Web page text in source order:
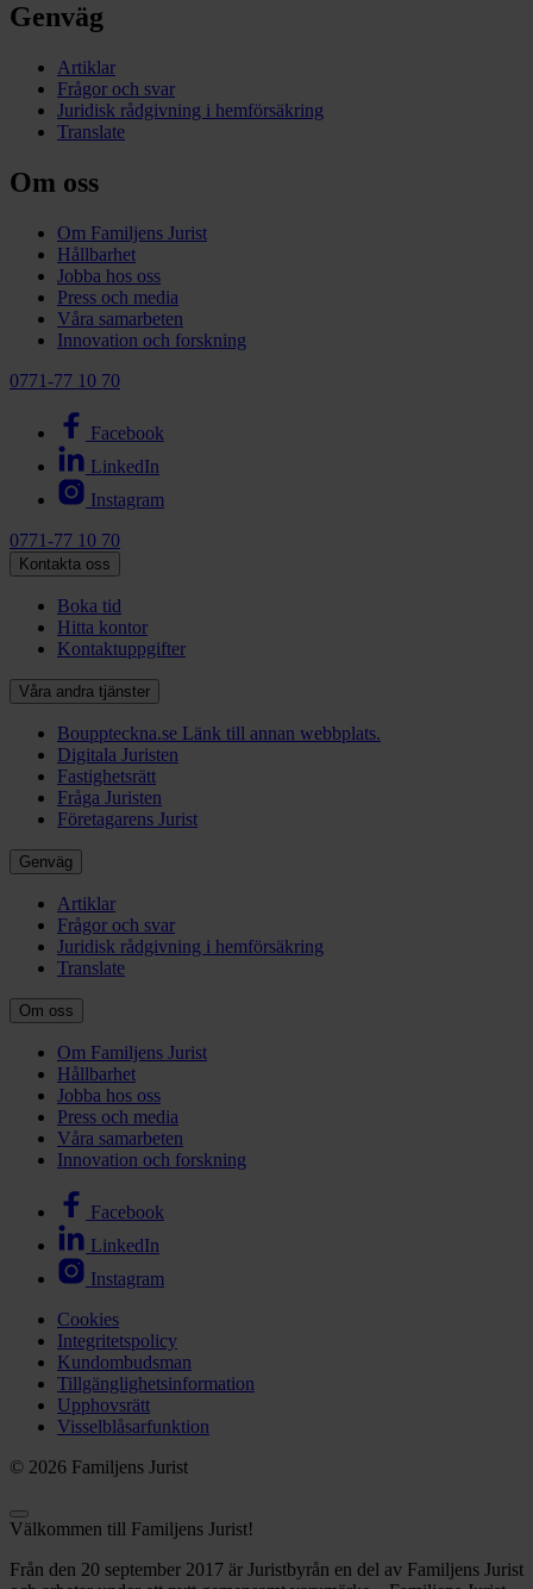
Genväg
Artiklar
Frågor och svar
Juridisk rådgivning i hemförsäkring
Translate
Om oss
Om Familjens Jurist
Hållbarhet
Jobba hos oss
Press och media
Våra samarbeten
Innovation och forskning
0771-77 10 70
Facebook
LinkedIn
Instagram
0771-77 10 70
Kontakta oss
Boka tid
Hitta kontor
Kontaktuppgifter
Våra andra tjänster
Bouppteckna.se Länk till annan webbplats.
Digitala Juristen
Fastighetsrätt
Fråga Juristen
Företagarens Jurist
Genväg
Artiklar
Frågor och svar
Juridisk rådgivning i hemförsäkring
Translate
Om oss
Om Familjens Jurist
Hållbarhet
Jobba hos oss
Press och media
Våra samarbeten
Innovation och forskning
Facebook
LinkedIn
Instagram
Cookies
Integritetspolicy
Kundombudsman
Tillgänglighetsinformation
Upphovsrätt
Visselblåsarfunktion
© 2026 Familjens Jurist
Välkommen till Familjens Jurist!
Från den 20 september 2017 är Juristbyrån en del av Familjens Jurist